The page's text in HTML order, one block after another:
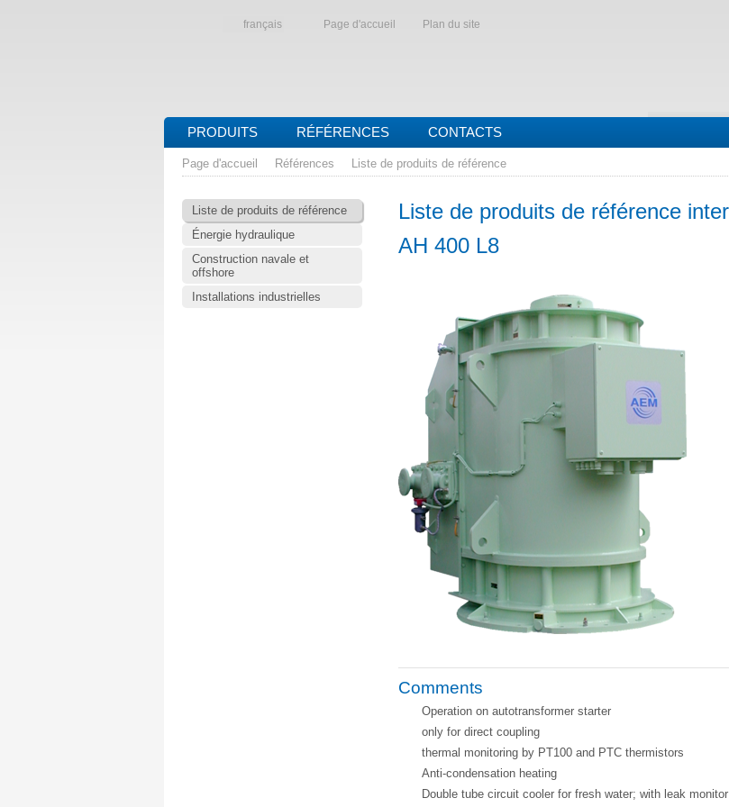
français Page d'accueil Plan du site
PRODUITS RÉFÉRENCES CONTACTS
Page d'accueil Références Liste de produits de référence
Liste de produits de référence
Énergie hydraulique
Construction navale et
offshore
Installations industrielles
Liste de produits de référence
AH 400 L8
Comments
Operation on autotransformer starter
only for direct coupling
thermal monitoring by PT100 and PTC thermistors
Anti-condensation heating
Double tube circuit cooler for fresh water; with leak monitor